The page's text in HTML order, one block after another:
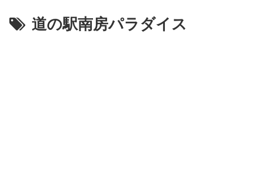
道の駅南房パラダイス